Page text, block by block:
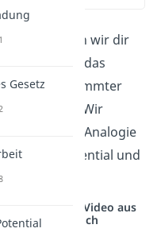
stellen wir dir
Formeln für das
bestimmter
vor. Wir
auch kurz die Analogie
Potential und
Hier ein Video aus
anderen Bereich
Gesetz